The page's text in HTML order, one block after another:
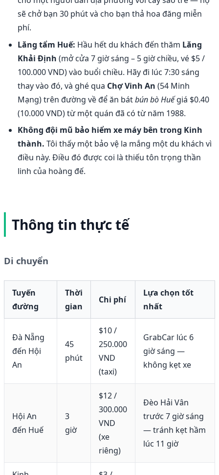
sẽ chở bạn 30 phút và cho bạn thả hoa đăng miễn
phí.
Lăng tẩm Huế: Hầu hết du khách đến thăm Lăng
Khải Định (mở cửa 7 giờ sáng – 5 giờ chiều, vé $5 /
100.000 VND) vào buổi chiều. Hãy đi lúc 7:30 sáng
thay vào đó, và ghé qua Chợ Vinh An (54 Minh
Mạng) trên đường về để ăn bátbún bò Huếgiá $0.40
(10.000 VND) từ một quán đã có từ năm 1988.
Không đội mũ bảo hiểm xe máy bên trong Kinh
thành. Tôi thấy một bảo vệ la mắng một du khách vì
điều này. Điều đó được coi là thiếu tôn trọng thần
linh của hoàng đế.
Thông tin thực tế
Di chuyển
Tuyến
đường
Thời
gian
Chi phí
Lựa chọn tốt
nhất
Đà Nẵng
đến Hội
An
45
phút
$10 /
250.000
VND
(taxi)
GrabCar lúc 6
giờ sáng —
không kẹt xe
Hội An
đến Huế
3
giờ
$12 /
300.000
VND
(xe
riêng)
Đèo Hải Vân
trước 7 giờ sáng
— tránh kẹt hầm
lúc 11 giờ